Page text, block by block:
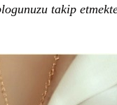
takip